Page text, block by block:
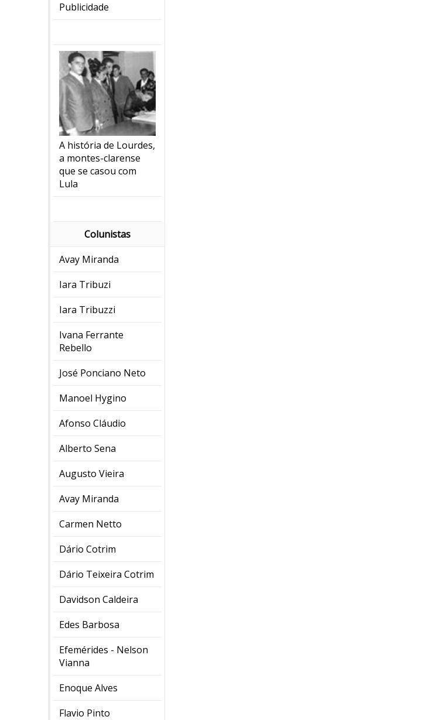
Publicidade
A história de Lourdes,
a montes-clarense
que se casou com
Lula
Colunistas
Avay Miranda
Iara Tribuzi
Iara Tribuzzi
Ivana Ferrante
Rebello
José Ponciano Neto
Manoel Hygino
Afonso Cláudio
Alberto Sena
Augusto Vieira
Avay Miranda
Carmen Netto
Dário Cotrim
Dário Teixeira Cotrim
Davidson Caldeira
Edes Barbosa
Efemérides - Nelson
Vianna
Enoque Alves
Flavio Pinto